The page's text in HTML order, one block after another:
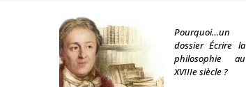
Pourquoi…un
dossier Écrire la
philosophie au
XVIIIe siècle ?